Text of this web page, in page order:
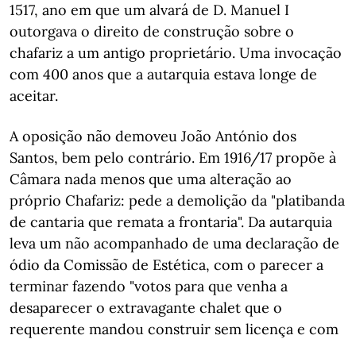
1517, ano em que um alvará de D. Manuel I
outorgava o direito de construção sobre o
chafariz a um antigo proprietário. Uma invocação
com 400 anos que a autarquia estava longe de
aceitar.
A oposição não demoveu João António dos
Santos, bem pelo contrário. Em 1916/17 propõe à
Câmara nada menos que uma alteração ao
próprio Chafariz: pede a demolição da "platibanda
de cantaria que remata a frontaria". Da autarquia
leva um não acompanhado de uma declaração de
ódio da Comissão de Estética, com o parecer a
terminar fazendo "votos para que venha a
desaparecer o extravagante chalet que o
requerente mandou construir sem licença e com